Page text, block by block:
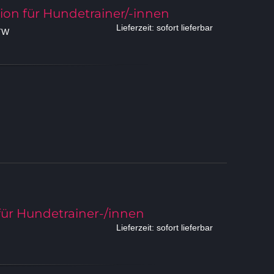
für Hundetrainer/-innen
Lieferzeit: sofort lieferbar
Hundetrainer-/innen
Lieferzeit: sofort lieferbar